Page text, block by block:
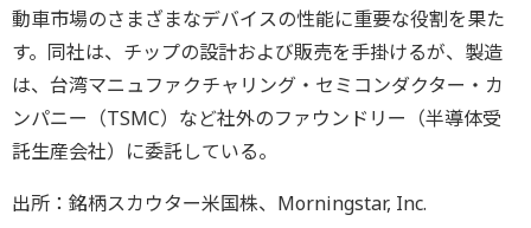
動車市場のさまざまなデバイスの性能に重要な役割を果た
す。同社は、チップの設計および販売を手掛けるが、製造
は、台湾マニュファクチャリング・セミコンダクター・カ
ンパニー（TSMC）など社外のファウンドリー（半導体受
託生産会社）に委託している。
出所：銘柄スカウター米国株、Morningstar, Inc.